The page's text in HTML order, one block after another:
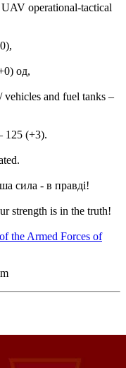
operational-tactical
од,
vehicles and fuel tanks –
125 (+3).
сила - в правді!
strength is in the truth!
the Armed Forces of